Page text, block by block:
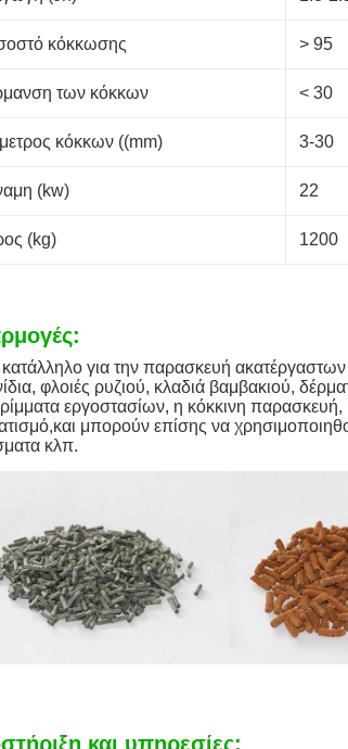
κόκκωσης > 95
των κόκκων < 30
κόκκων ((mm) 3-30
(kw) 22
(kg) 1200
κατάλληλο για την παρασκευή
φλοιές ρυζιού, κλαδιά βαμβακιού,
εργοστασίων, η κόκκινη
μπορούν επίσης να
κλπ.
και υπηρεσίες: